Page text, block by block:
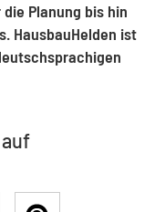
Planung bis hin
HausbauHelden ist